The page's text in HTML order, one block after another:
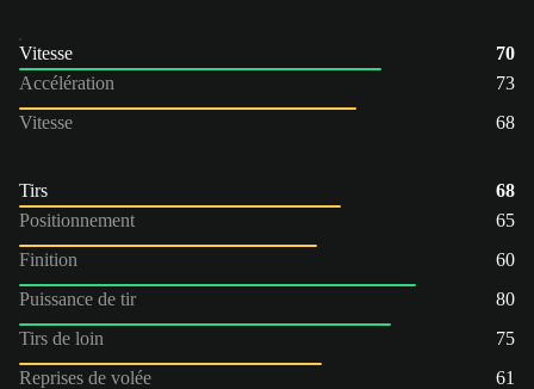
Vitesse
70
Accélération
73
Vitesse
68
Tirs
68
Positionnement
65
Finition
60
Puissance de tir
80
Tirs de loin
75
Reprises de volée
61